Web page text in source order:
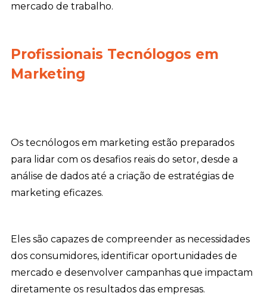
mercado de trabalho.
Profissionais Tecnólogos em
Marketing
Os tecnólogos em marketing estão preparados
para lidar com os desafios reais do setor, desde a
análise de dados até a criação de estratégias de
marketing eficazes.
Eles são capazes de compreender as necessidades
dos consumidores, identificar oportunidades de
mercado e desenvolver campanhas que impactam
diretamente os resultados das empresas.